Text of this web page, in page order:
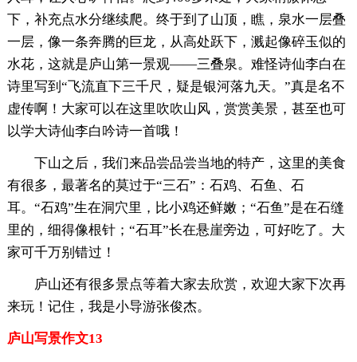
下，补充点水分继续爬。终于到了山顶，瞧，泉水一层叠
一层，像一条奔腾的巨龙，从高处跃下，溅起像碎玉似的
水花，这就是庐山第一景观——三叠泉。难怪诗仙李白在
诗里写到“飞流直下三千尺，疑是银河落九天。”真是名不
虚传啊！大家可以在这里吹吹山风，赏赏美景，甚至也可
以学大诗仙李白吟诗一首哦！
下山之后，我们来品尝品尝当地的特产，这里的美食
有很多，最著名的莫过于“三石”：石鸡、石鱼、石
耳。“石鸡”生在洞穴里，比小鸡还鲜嫩；“石鱼”是在石缝
里的，细得像根针；“石耳”长在悬崖旁边，可好吃了。大
家可千万别错过！
庐山还有很多景点等着大家去欣赏，欢迎大家下次再
来玩！记住，我是小导游张俊杰。
庐山写景作文13